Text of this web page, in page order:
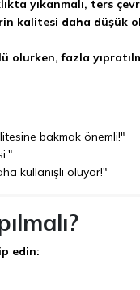
yıkanmalı, ters
kalitesi daha düşük
olurken, fazla
bakmak önemli!"
kullanışlı oluyor!"
edin: